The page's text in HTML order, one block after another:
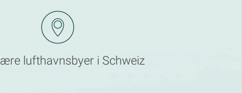
lufthavnsbyer i Schweiz